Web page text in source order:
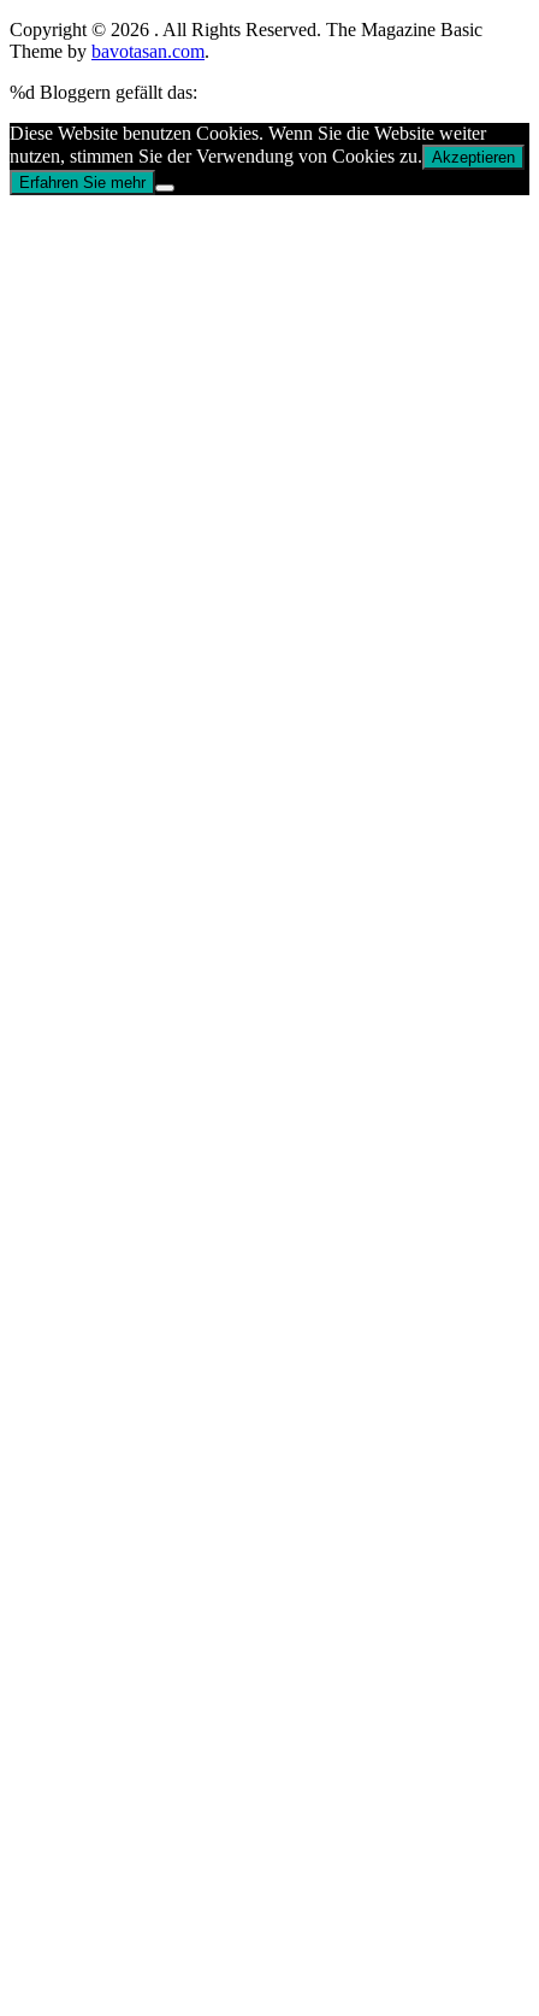
Copyright © 2026 . All Rights Reserved. The Magazine Basic
Theme by bavotasan.com.
%d Bloggern gefällt das:
Diese Website benutzen Cookies. Wenn Sie die Website weiter
nutzen, stimmen Sie der Verwendung von Cookies zu. Akzeptieren
Erfahren Sie mehr